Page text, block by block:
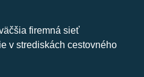
firemná sieť
v strediskách cestovného